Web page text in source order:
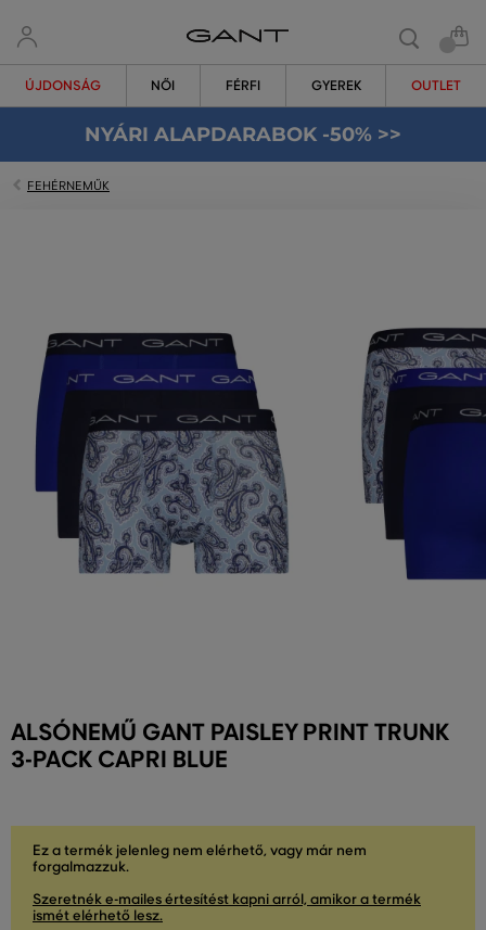
ÚJDONSÁG NŐI FÉRFI GYEREK OUTLET
NYÁRI ALAPDARABOK -50% >>
FEHÉRNEMŰK
ALSÓNEMŰ GANT PAISLEY PRINT TRUNK
3-PACK CAPRI BLUE
Ez a termék jelenleg nem elérhető, vagy már nem
forgalmazzuk.
Szeretnék e-mailes értesítést kapni arról, amikor a termék
ismét elérhető lesz.